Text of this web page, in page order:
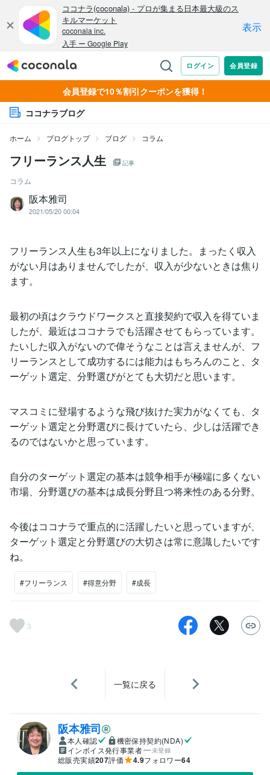
会員登録で10％割引クーポンを獲得！
ココナラブログ
ホーム ブログトップ ブログ コラム
フリーランス人生 記事
コラム
阪本雅司
2021/05/20 00:04
フリーランス人生も3年以上になりました。まったく収入
がない月はありませんでしたが、収入が少ないときは焦り
ます。
最初の頃はクラウドワークスと直接契約で収入を得ていま
したが、最近はココナラでも活躍させてもらっています。
たいした収入がないので偉そうなことは言えませんが、フ
リーランスとして成功するには能力はもちろんのこと、タ
ーゲット選定、分野選びがとても大切だと思います。
マスコミに登場するような飛び抜けた実力がなくても、タ
ーゲット選定と分野選びに長けていたら、少しは活躍でき
るのではないかと思っています。
自分のターゲット選定の基本は競争相手が極端に多くない
市場、分野選びの基本は成長分野且つ将来性のある分野。
今後はココナラで重点的に活躍したいと思っていますが、
ターゲット選定と分野選びの大切さは常に意識したいです
ね。
#フリーランス #得意分野 #成長
3
一覧に戻る
阪本雅司
本人確認
機密保持契約(NDA)
インボイス発行事業者
未登録
総販売実績207評価 4.9フォロワー64